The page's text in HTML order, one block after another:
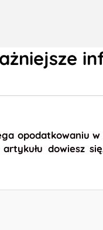
opodatkowaniu
dowiesz